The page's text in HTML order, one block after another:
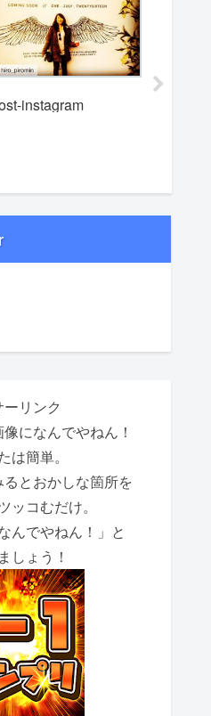
instagram
リンク
になんでやねん！
は簡単。
とおかしな箇所を
ッコむだけ。
んでやねん！」と
しょう！